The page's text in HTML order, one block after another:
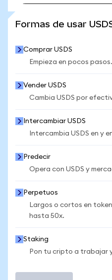
Formas de usar
Comprar USDS
Empieza en pocos pasos.
Vender USDS
Cambia USDS por
Intercambiar USDS
Intercambia USDS en y
Predecir
Opera con USDS y
Perpetuos
Largos o cortos en
hasta 50x.
Staking
Pon tu cripto a trabajar